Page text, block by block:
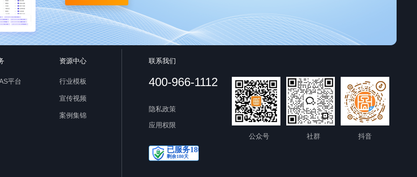
平台
资源中心
行业模板
宣传视频
案例集锦
联系我们
400-966-1112
隐私政策
应用权限
公众号
社群 抖音